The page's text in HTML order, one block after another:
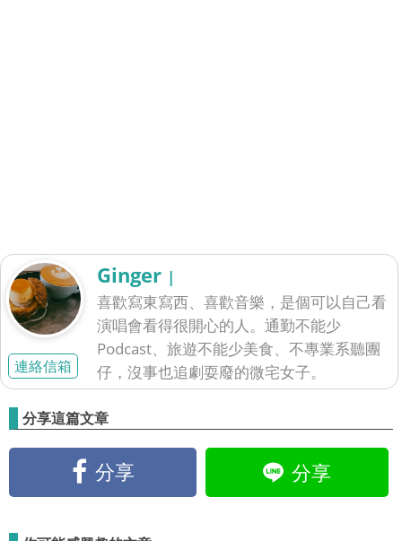
連絡信箱
Ginger |
喜歡寫東寫西、喜歡音樂，是個可以自己看
演唱會看得很開心的人。通勤不能少
Podcast、旅遊不能少美食、不專業系聽團
仔，沒事也追劇耍廢的微宅女子。
分享這篇文章
分享 分享